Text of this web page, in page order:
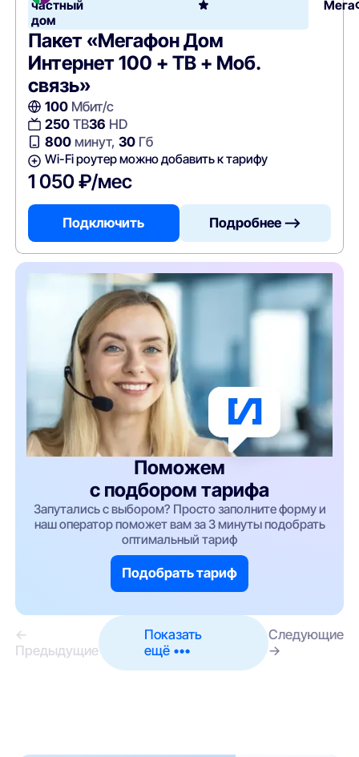
частный
дом
Пакет «Мегафон Дом
Интернет 100 + ТВ + Моб.
связь»
100Мбит/с
250ТВ36 HD
800минут, 30Гб
Wi-Fi роутер можно добавить к тарифу
1 050 ₽/мес
Подключить Подробнее —>
Поможем
с подбором тарифа
Запутались с выбором? Просто заполните форму и
наш оператор поможет вам за 3 минуты подобрать
оптимальный тариф
Подобрать тариф
←
Предыдущие
Показать
ещё •••
Следующие
→